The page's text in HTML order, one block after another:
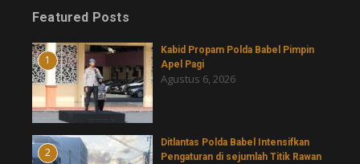
Featured Posts
1
Kabid Propam Polda Babel Pimpin
Apel Pagi
Agustus 6, 2026
2
Ditlantas Polda Babel Intensifkan
Pengaturan di sejumlah Titik Rawan